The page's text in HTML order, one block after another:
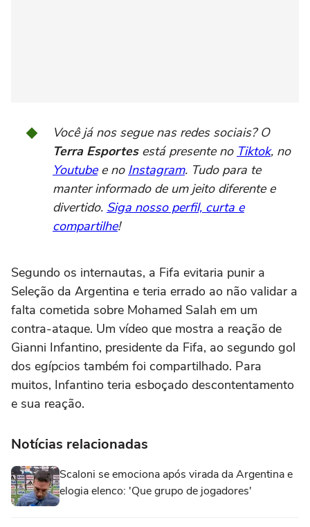
Você já nos segue nas redes sociais? O
Terra Esportesestá presente no Tiktok, no
Youtubee no Instagram. Tudo para te
manter informado de um jeito diferente e
divertido. Siga nosso perfil, curta e
compartilhe!
Segundo os internautas, a Fifa evitaria punir a
Seleção da Argentina e teria errado ao não validar a
falta cometida sobre Mohamed Salah em um
contra-ataque. Um vídeo que mostra a reação de
Gianni Infantino, presidente da Fifa, ao segundo gol
dos egípcios também foi compartilhado. Para
muitos, Infantino teria esboçado descontentamento
e sua reação.
Notícias relacionadas
Scaloni se emociona após virada da Argentina e
elogia elenco: 'Que grupo de jogadores'